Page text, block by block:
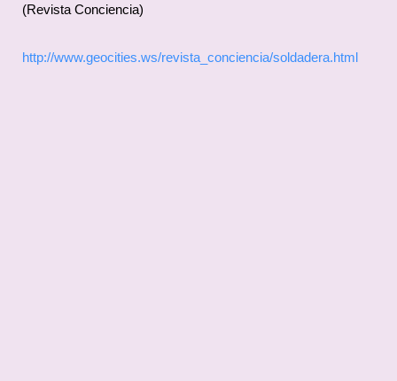
(Revista Conciencia)
http://www.geocities.ws/revista_conciencia/soldadera.html